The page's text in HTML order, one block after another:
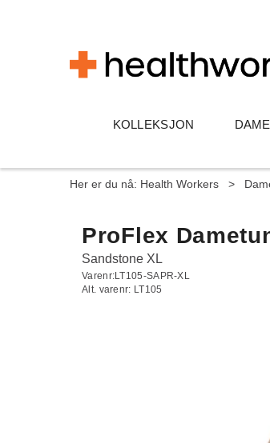
KOLLEKSJON DAME
Her er du nå: Health Workers >
ProFlex
Sandstone XL
Varenr:LT105-SAPR-XL
Alt. varenr: LT105